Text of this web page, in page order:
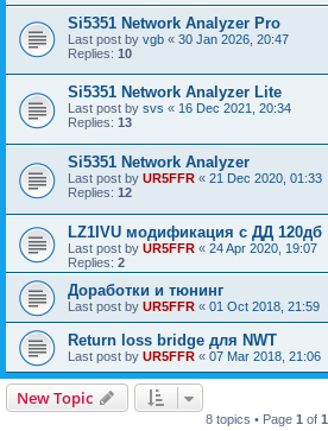
Si5351 Network Analyzer Pro
Last post by vgb « 30 Jan 2026, 20:47
Replies: 10
Si5351 Network Analyzer Lite
Last post by svs « 16 Dec 2021, 20:34
Replies: 13
Si5351 Network Analyzer
Last post by UR5FFR « 21 Dec 2020, 01:33
Replies: 12
LZ1IVU модификация с ДД 120дб
Last post by UR5FFR « 24 Apr 2020, 19:07
Replies: 2
Доработки и тюнинг
Last post by UR5FFR « 01 Oct 2018, 21:59
Return loss bridge для NWT
Last post by UR5FFR « 07 Mar 2018, 21:06
New Topic
8 topics • Page 1 of 1